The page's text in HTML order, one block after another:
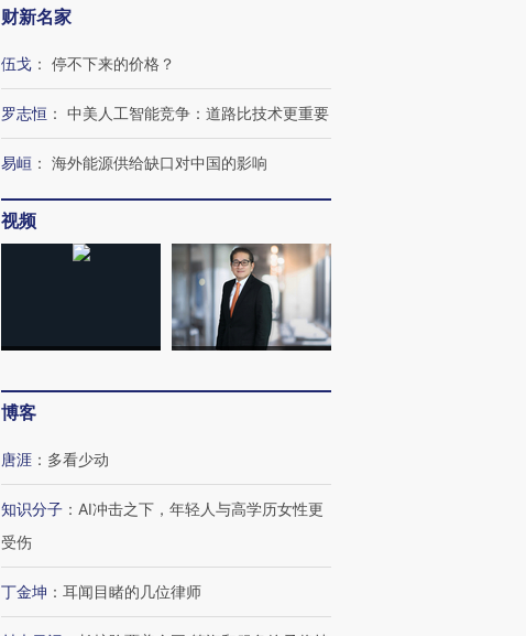
财新名家
伍戈 ： 停不下来的价格？
罗志恒 ： 中美人工智能竞争：道路比技术更重要
易峘 ： 海外能源供给缺口对中国的影响
视频
博客
唐涯 ： 多看少动
知识分子 ： AI冲击之下，年轻人与高学历女性更
受伤
丁金坤 ： 耳闻目睹的几位律师